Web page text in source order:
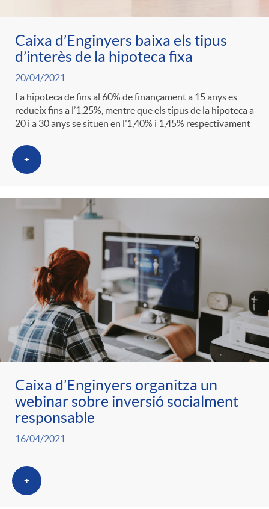
Caixa d’Enginyers baixa els tipus
d’interès de la hipoteca fixa
20/04/2021
La hipoteca de fins al 60% de finançament a 15 anys es
redueix fins a l’1,25%, mentre que els tipus de la hipoteca a
20 i a 30 anys se situen en l’1,40% i 1,45% respectivament
+
Caixa d’Enginyers organitza un
webinar sobre inversió socialment
responsable
16/04/2021
+